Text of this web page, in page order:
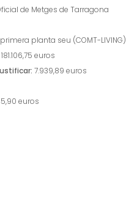
de Metges de Tarragona
planta seu (COMT-LIVING)
181.106,75 euros
7.939,89 euros
euros